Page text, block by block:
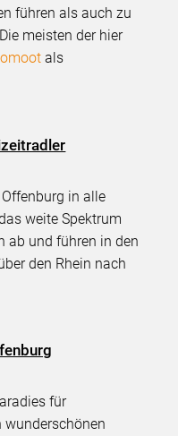
führen als auch zu
meisten der hier
als
in alle
weite Spektrum
ab und führen in den
den Rhein nach
für
wunderschönen